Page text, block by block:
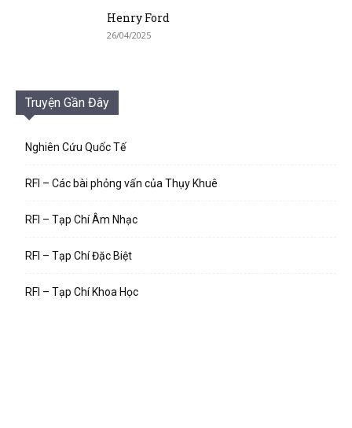
Henry Ford
26/04/2025
Truyện Gần Đây
Nghiên Cứu Quốc Tế
RFI – Các bài phỏng vấn của Thụy Khuê
RFI – Tạp Chí Âm Nhạc
RFI – Tạp Chí Đặc Biệt
RFI – Tạp Chí Khoa Học